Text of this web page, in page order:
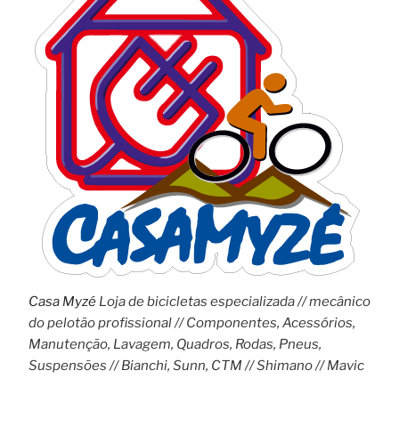
Casa MyzéLoja de bicicletas especializada // mecânico
do pelotão profissional // Componentes, Acessórios,
Manutenção, Lavagem, Quadros, Rodas, Pneus,
Suspensões // Bianchi, Sunn, CTM // Shimano // Mavic